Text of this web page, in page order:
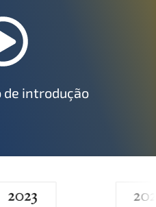
de introdução